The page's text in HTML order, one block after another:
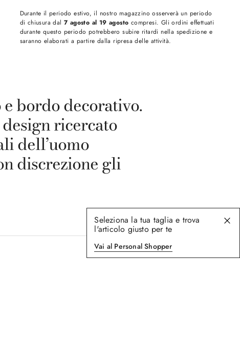
Durante il periodo estivo, il nostro magazzino osserverà un periodo
di chiusura dal 7 agosto al 19 agosto compresi. Gli ordini effettuati
durante questo periodo potrebbero subire ritardi nella spedizione e
saranno elaborati a partire dalla ripresa delle attività.
bordo decorativo.
ricercato
dell’uomo
discrezione gli
Seleziona la tua taglia e trova
l'articolo giusto per te
Vai al Personal Shopper